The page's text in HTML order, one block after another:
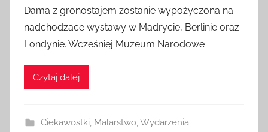
Dama z gronostajem zostanie wypożyczona na
nadchodzące wystawy w Madrycie, Berlinie oraz
Londynie. Wcześniej Muzeum Narodowe
Czytaj dalej
Ciekawostki, Malarstwo,Wydarzenia